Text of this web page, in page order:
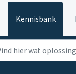
Kennisbank